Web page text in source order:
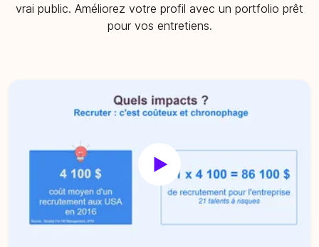
vrai public. Améliorez votre profil avec un portfolio prêt
pour vos entretiens.